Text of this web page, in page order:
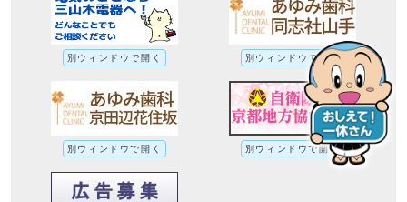
別ウィンドウで開く 別ウィンドウで開く
別ウィンドウで開く 別ウィンドウで開く